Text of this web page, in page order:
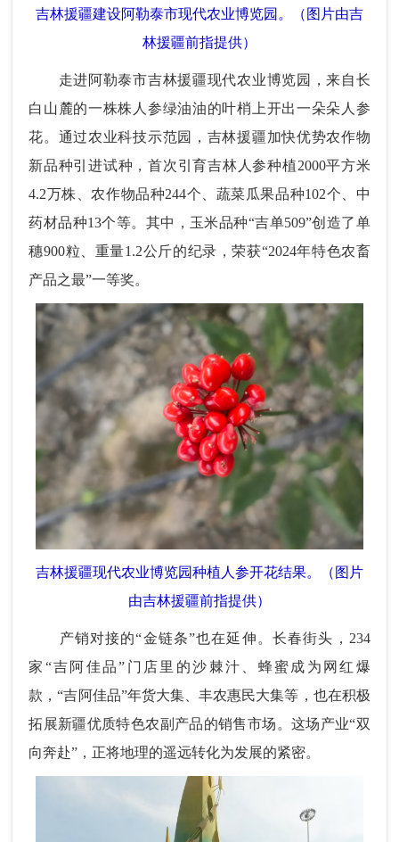
吉林援疆建设阿勒泰市现代农业博览园。（图片由吉
林援疆前指提供）
走进阿勒泰市吉林援疆现代农业博览园，来自长
白山麓的一株株人参绿油油的叶梢上开出一朵朵人参
花。通过农业科技示范园，吉林援疆加快优势农作物
新品种引进试种，首次引育吉林人参种植2000平方米
4.2万株、农作物品种244个、蔬菜瓜果品种102个、中
药材品种13个等。其中，玉米品种“吉单509”创造了单
穗900粒、重量1.2公斤的纪录，荣获“2024年特色农畜
产品之最”一等奖。
吉林援疆现代农业博览园种植人参开花结果。（图片
由吉林援疆前指提供）
产销对接的“金链条”也在延伸。长春街头，234
家“吉阿佳品”门店里的沙棘汁、蜂蜜成为网红爆
款，“吉阿佳品”年货大集、丰农惠民大集等，也在积极
拓展新疆优质特色农副产品的销售市场。这场产业“双
向奔赴”，正将地理的遥远转化为发展的紧密。